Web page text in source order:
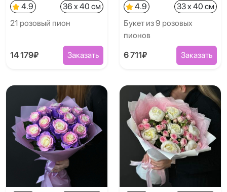
4.9
36 x 40 см
21 розовый пион
14 179₽ Заказать
4.9
33 x 40 см
Букет из 9 розовых
пионов
6 711₽ Заказать